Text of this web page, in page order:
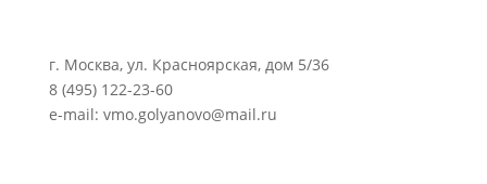
г. Москва, ул. Красноярская, дом 5/36
8 (495) 122-23-60
e-mail: vmo.golyanovo@mail.ru